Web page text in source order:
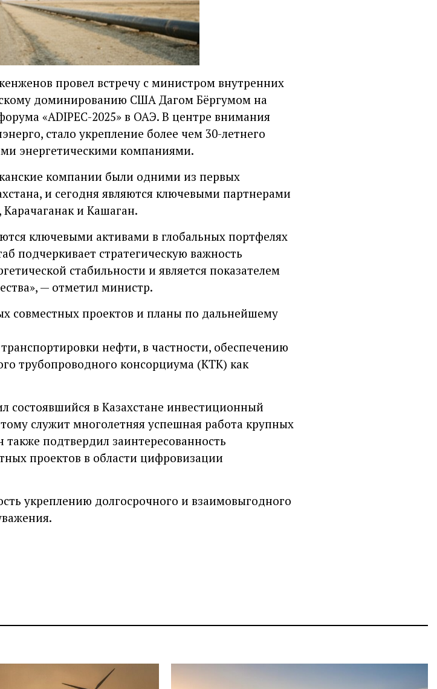
провел встречу с министром внутренних
доминированию США Дагом Бёргумом на
«ADIPEC-2025» в ОАЭ. В центре внимания
стало укрепление более чем 30-летнего
энергетическими компаниями.
компании были одними из первых
и сегодня являются ключевыми партнерами
Карачаганак и Кашаган.
ключевыми активами в глобальных портфелях
подчеркивает стратегическую важность
стабильности и является показателем
— отметил министр.
совместных проектов и планы по дальнейшему
нефти, в частности, обеспечению
трубопроводного консорциума (КТК) как
состоявшийся в Казахстане инвестиционный
служит многолетняя успешная работа крупных
подтвердил заинтересованность
проектов в области цифровизации
укреплению долгосрочного и взаимовыгодного